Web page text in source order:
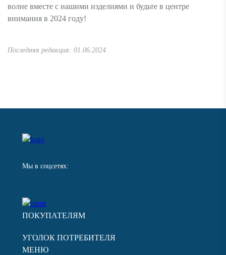
волне вместе с нашими изделиями и будьте в центре
внимания в 2024 году!
Последняя редакция: 01.06.2024
Мы в соцсетях:
ПОКУПАТЕЛЯМ
УГОЛОК ПОТРЕБИТЕЛЯ
МЕНЮ